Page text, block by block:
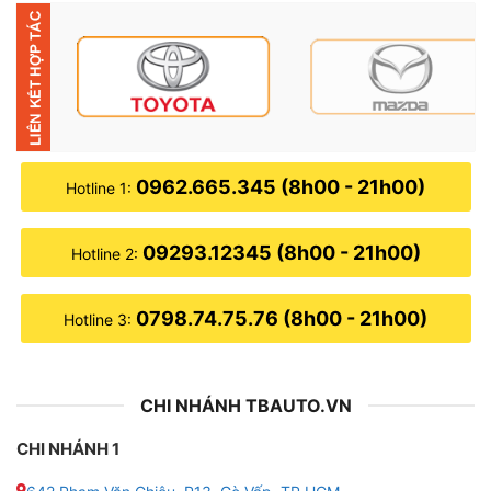
Địa điểm lắp màn hình Android
▶ Ưu điểm của màn hình Android Santeck X800
☘︎Được sở hữu màn ảnh rộng cùng với chất lượng hình
Hotline 1: 0962.665.345 (8h00 - 21h00)
Hotline 2: 09293.12345 (8h00 - 21h00)
Hotline 3: 0798.74.75.76 (8h00 - 21h00)
CHI NHÁNH TBAUTO.VN
CHI NHÁNH 1